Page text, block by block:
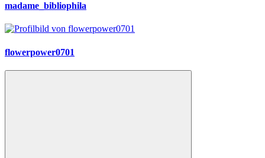
madame_bibliophila
flowerpower0701